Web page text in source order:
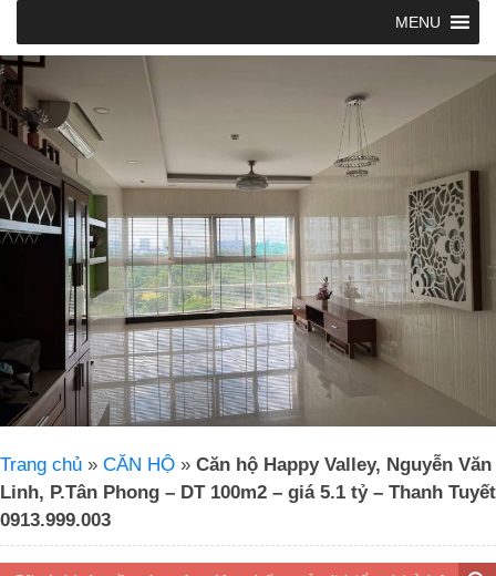
MENU
Trang chủ » CĂN HỘ » Căn hộ Happy Valley, Nguyễn Văn
Linh, P.Tân Phong – DT 100m2 – giá 5.1 tỷ – Thanh Tuyết
0913.999.003